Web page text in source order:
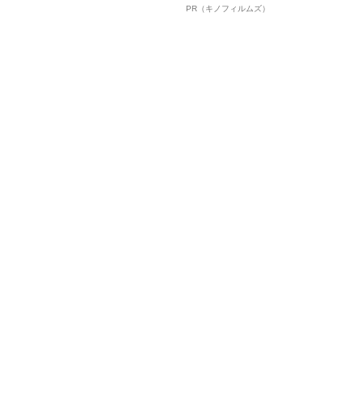
ルインタビュー“観客を魅了した
PR（キノフィルムズ）